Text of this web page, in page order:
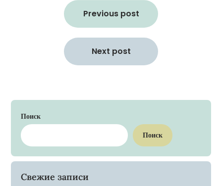
Previous post
Next post
Поиск
Поиск
Свежие записи